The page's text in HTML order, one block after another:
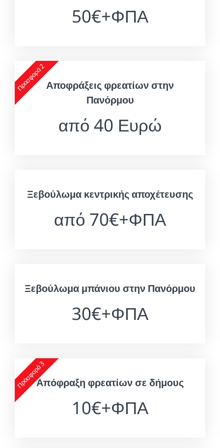
50€+ΦΠΑ
Προσφορά 2Αποφράξεις φρεατίων στην
Πανόρμου
από 40 Ευρώ
Ξεβούλωμα κεντρικής αποχέτευσης
από 70€+ΦΠΑ
Ξεβούλωμα μπάνιου στην Πανόρμου
30€+ΦΠΑ
Προσφορά 3Απόφραξη φρεατίων σε δήμους
10€+ΦΠΑ